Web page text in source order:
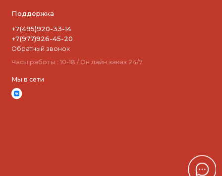
Поддержка
+7(495)920-33-14
+7(977)926-45-20
Обратный звонок
Часы работы : 10-18 / Он лайн заказ 24/7
Мы в сети